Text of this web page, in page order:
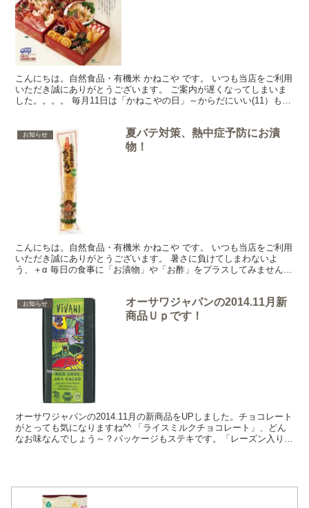
こんにちは。自然食品・有機米 かねこや です。 いつも当店をご利用
いただき誠にありがとうございます。 ご案内が遅くなってしまいま
した。。。。 毎月11日は「かねこやの日」～からだにいい(11）もの
お知らせ
夏バテ対策、熱中症予防にお漬
物！
こんにちは。自然食品・有機米 かねこや です。 いつも当店をご利用
いただき誠にありがとうございます。 暑さに負けてしまわないよ
う、＋α 毎日の食事に「お漬物」や「お酢」をプラスしてみません
お知らせ
オーサワジャパンの2014.11月新
商品Ｕｐです！
オーサワジャパンの2014.11月の新商品をUPしました。チョコレート
がとっても気になりますね^^ 「ライスミルクチョコレート」、どん
なお味なんでしょう～？パッケージもステキです。「レーズン入りの